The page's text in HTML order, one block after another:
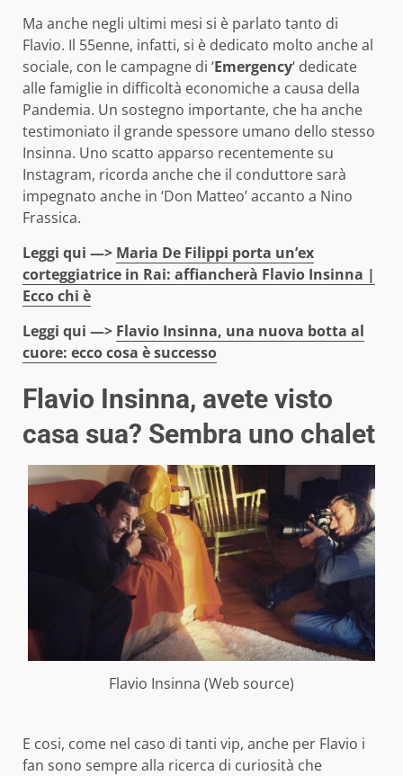
Ma anche negli ultimi mesi si è parlato tanto di
Flavio. Il 55enne, infatti, si è dedicato molto anche al
sociale, con le campagne di ‘Emergency‘ dedicate
alle famiglie in difficoltà economiche a causa della
Pandemia. Un sostegno importante, che ha anche
testimoniato il grande spessore umano dello stesso
Insinna. Uno scatto apparso recentemente su
Instagram, ricorda anche che il conduttore sarà
impegnato anche in ‘Don Matteo’ accanto a Nino
Frassica.
Leggi qui —> Maria De Filippi porta un’ex
corteggiatrice in Rai: affiancherà Flavio Insinna |
Ecco chi è
Leggi qui —> Flavio Insinna, una nuova botta al
cuore: ecco cosa è successo
Flavio Insinna, avete visto
casa sua? Sembra uno chalet
Flavio Insinna (Web source)
E cosi, come nel caso di tanti vip, anche per Flavio i
fan sono sempre alla ricerca di curiosità che